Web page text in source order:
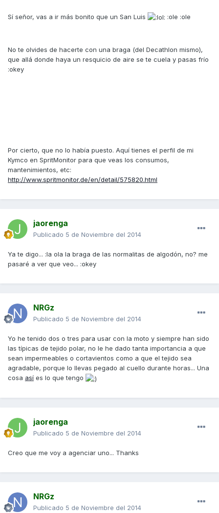
Sí señor, vas a ir más bonito que un San Luis :ole :ole
No te olvides de hacerte con una braga (del Decathlon mismo),
que allá donde haya un resquicio de aire se te cuela y pasas frío
:okey
Por cierto, que no lo había puesto. Aquí tienes el perfil de mi
Kymco en SpritMonitor para que veas los consumos,
mantenimientos, etc:
http://www.spritmonitor.de/en/detail/575820.html
jaorenga
Publicado 5 de Noviembre del 2014
Ya te digo... :la ola la braga de las normalitas de algodón, no? me
pasaré a ver que veo... :okey
NRGz
Publicado 5 de Noviembre del 2014
Yo he tenido dos o tres para usar con la moto y siempre han sido
las típicas de tejido polar, no le he dado tanta importancia a que
sean impermeables o cortavientos como a que el tejido sea
agradable, porque lo llevas pegado al cuello durante horas... Una
cosa así es lo que tengo
jaorenga
Publicado 5 de Noviembre del 2014
Creo que me voy a agenciar uno... Thanks
NRGz
Publicado 5 de Noviembre del 2014